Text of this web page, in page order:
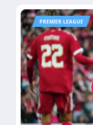
PREMIER LEAGUE